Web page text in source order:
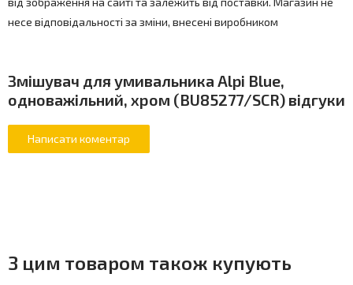
несе відповідальності за зміни, внесені виробником
Змішувач для умивальника Alpi Blue,
одноважільний, хром (BU85277/SCR) відгуки
З цим товаром також купують